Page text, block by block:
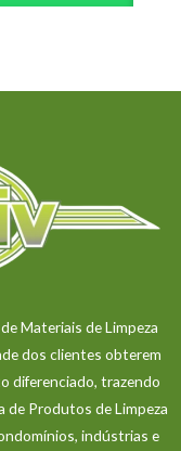
Materiais de Limpeza
dos clientes obterem
diferenciado, trazendo
de Produtos de Limpeza
indústrias e